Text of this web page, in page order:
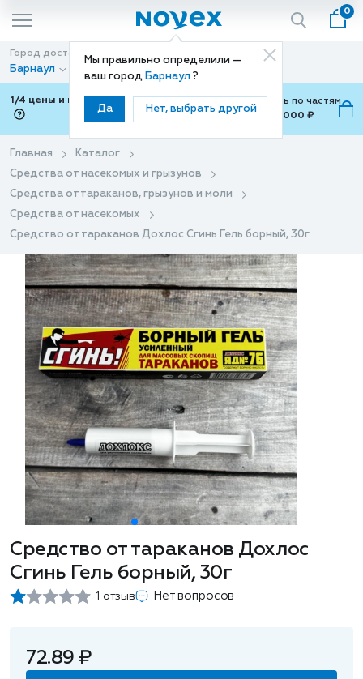
Мы правильно определили —
ваш город Барнаул ?
Да Нет, выбрать другой
0
Город доставки
Барнаул
Способ доставки
Доставка
1/4 цены и покупки ваши с Подели
Можно оплатить по частям
от 700 ₽ до 15,000 ₽
Главная
Каталог
Средства от насекомых и грызунов
Средства от тараканов, грызунов и моли
Средства от насекомых
Средство от тараканов Дохлос Сгинь Гель борный, 30г
Средство от тараканов Дохлос
Сгинь Гель борный, 30г
1 отзыв Нет вопросов
72.89 ₽